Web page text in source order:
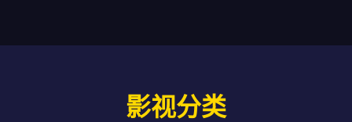
影视分类